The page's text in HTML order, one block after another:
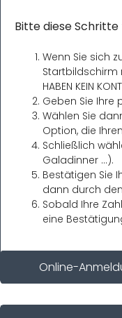
Bitte diese
Wenn Sie sich
Startbildschirm
HABEN KEIN
Geben Sie Ihre
Wählen Sie
Option, die
Schließlich
Galadinner ...).
Bestätigen Sie
dann durch
Sobald Ihre
eine
Online-